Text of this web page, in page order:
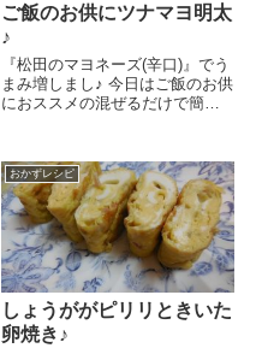
ご飯のお供にツナマヨ明太
♪
『松田のマヨネーズ(辛口)』でう
まみ増しまし♪ 今日はご飯のお供
におススメの混ぜるだけで簡単
ーンで中身を出します。明太子
とツナ缶小 一缶、『松田のマ
ヨネーズ(...
おかずレシピ
しょうががピリリときいた
卵焼き♪